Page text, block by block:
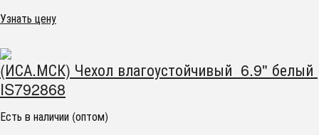
Узнать цену
(ИСА.МСК) Чехол влагоустойчивый 6.9" белый
IS792868
Есть в наличии (оптом)